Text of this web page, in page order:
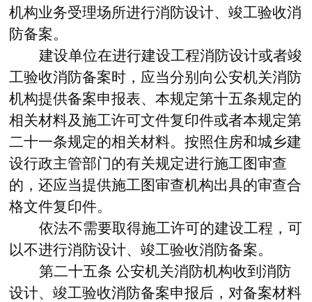
机构业务受理场所进行消防设计、竣工验收消
防备案。
建设单位在进行建设工程消防设计或者竣
工验收消防备案时，应当分别向公安机关消防
机构提供备案申报表、本规定第十五条规定的
相关材料及施工许可文件复印件或者本规定第
二十一条规定的相关材料。按照住房和城乡建
设行政主管部门的有关规定进行施工图审查
的，还应当提供施工图审查机构出具的审查合
格文件复印件。
依法不需要取得施工许可的建设工程，可
以不进行消防设计、竣工验收消防备案。
第二十五条 公安机关消防机构收到消防
设计、竣工验收消防备案申报后，对备案材料